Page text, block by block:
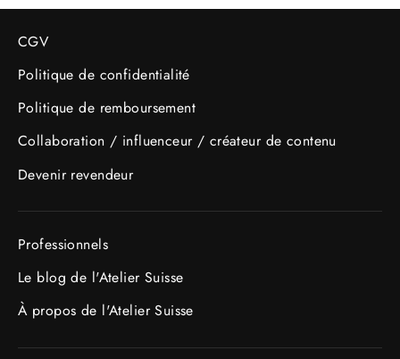
CGV
Politique de confidentialité
Politique de remboursement
Collaboration / influenceur / créateur de contenu
Devenir revendeur
Professionnels
Le blog de l'Atelier Suisse
À propos de l'Atelier Suisse